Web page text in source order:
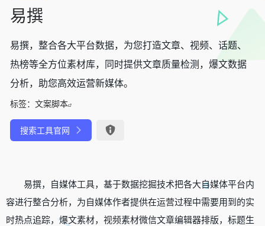
易撰
易撰，整合各大平台数据，为您打造文章、视频、话题、
热榜等全方位素材库，同时提供文章质量检测，爆文数据
分析，助您高效运营新媒体。
标签： 文案脚本
搜索工具官网
易撰，自媒体工具，基于数据挖掘技术把各大自媒体平台内
容进行整合分析，为自媒体作者提供在运营过程中需要用到的实
时热点追踪，爆文素材， 视频素材微信文章编辑器排版，标题生